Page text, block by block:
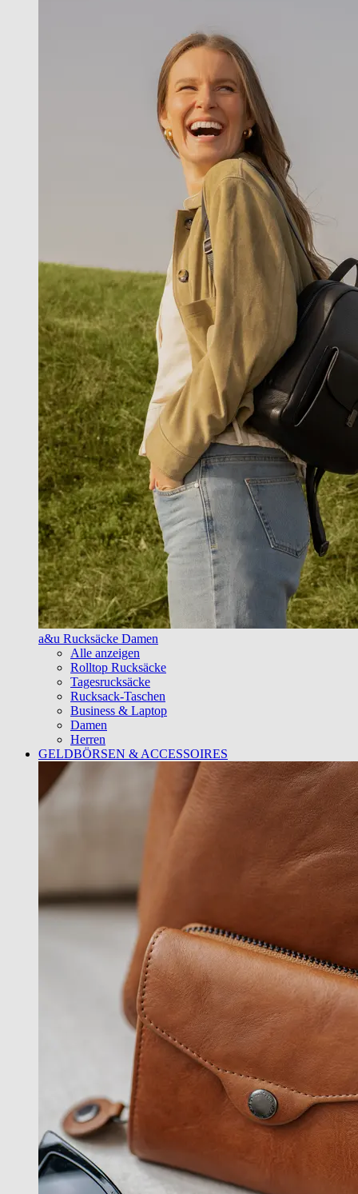
a&u Rucksäcke Damen
Alle anzeigen
Rolltop Rucksäcke
Tagesrucksäcke
Rucksack-Taschen
Business & Laptop
Damen
Herren
GELDBÖRSEN & ACCESSOIRES